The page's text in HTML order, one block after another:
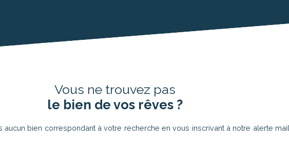
Vous ne trouvez pas
le bien de vos rêves ?
aucun bien correspondant à votre recherche en vous inscrivant à notre alerte mail